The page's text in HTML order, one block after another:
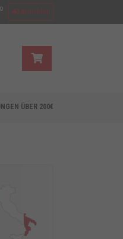
Anmelden
ÜBER 200€